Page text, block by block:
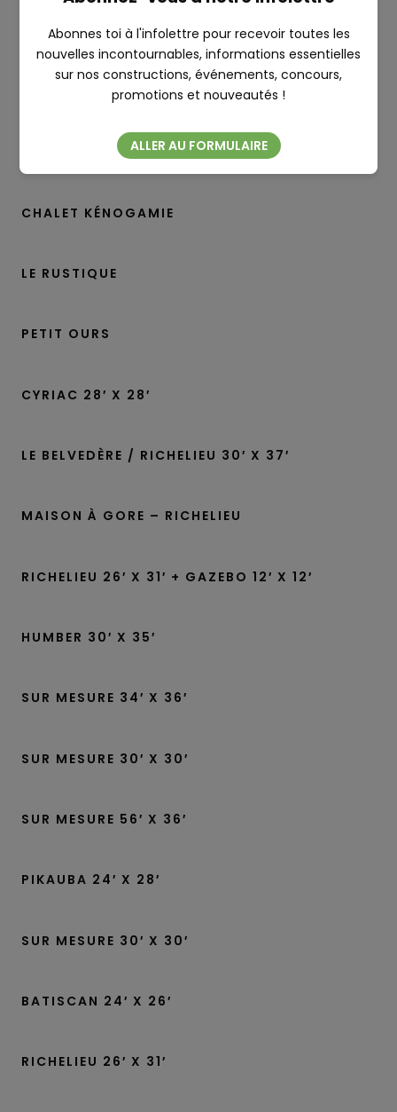
RICHELIEU 26′ X 31′
RUPERT 30′ X 32′
CYRIAC 25′ X 28′
CHALET KÉNOGAMIE
LE RUSTIQUE
PETIT OURS
CYRIAC 28′ X 28′
LE BELVEDÈRE / RICHELIEU 30′ X 37′
MAISON À GORE – RICHELIEU
RICHELIEU 26′ X 31′ + GAZEBO 12′ X 12′
HUMBER 30′ X 35′
SUR MESURE 34′ X 36′
SUR MESURE 30′ X 30′
SUR MESURE 56′ X 36′
PIKAUBA 24′ X 28′
SUR MESURE 30′ X 30′
BATISCAN 24′ X 26′
RICHELIEU 26′ X 31′
Abonnes toi à l'infolettre pour recevoir toutes les
nouvelles incontournables, informations essentielles
sur nos constructions, événements, concours,
promotions et nouveautés !
ALLER AU FORMULAIRE
Fermer